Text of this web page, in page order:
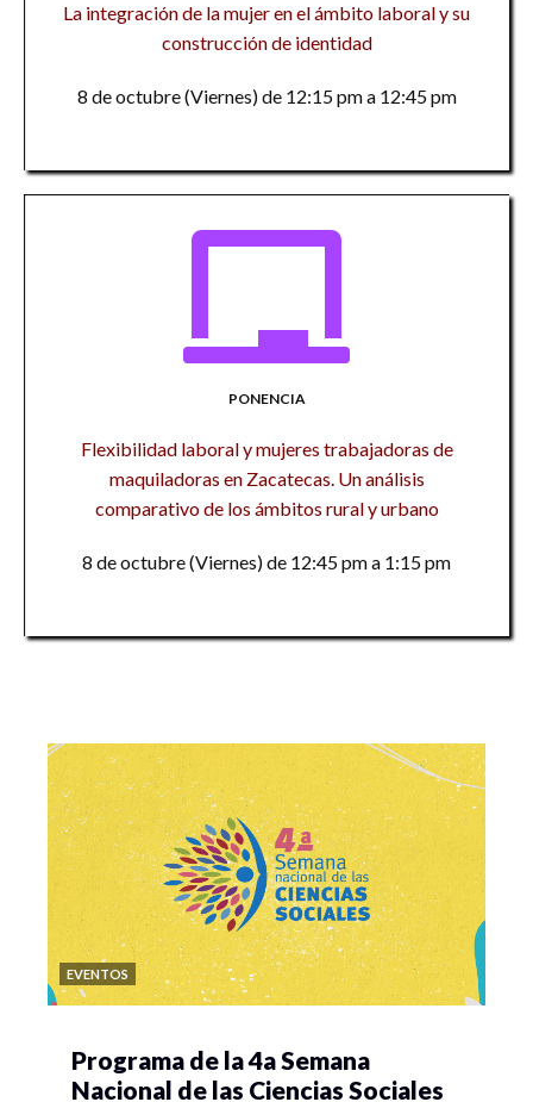
La integración de la mujer en el ámbito laboral y su
construcción de identidad
8 de octubre (Viernes) de 12:15 pm a 12:45 pm
PONENCIA
Flexibilidad laboral y mujeres trabajadoras de
maquiladoras en Zacatecas. Un análisis
comparativo de los ámbitos rural y urbano
8 de octubre (Viernes) de 12:45 pm a 1:15 pm
EVENTOS
Programa de la 4a Semana
Nacional de las Ciencias Sociales